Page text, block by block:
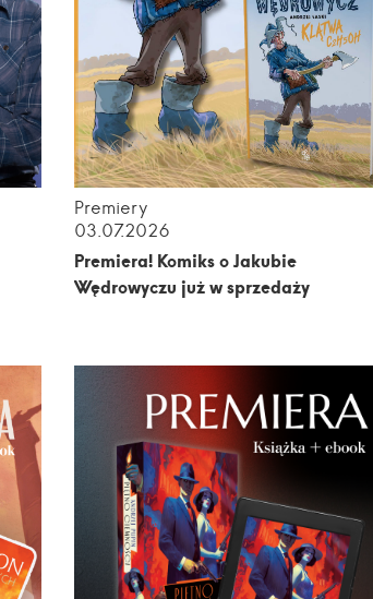
Premiery
03.07.2026
Premiera! Komiks o Jakubie
Wędrowyczu już w sprzedaży